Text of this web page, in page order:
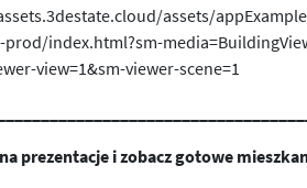
assets/
index.html?sm-
view=1&sm-viewer-scene=1
prezentacje i zobacz gotowe